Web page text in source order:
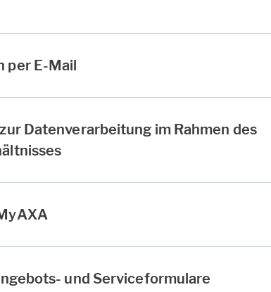
per E-Mail
Datenverarbeitung im Rahmen des
und Serviceformulare